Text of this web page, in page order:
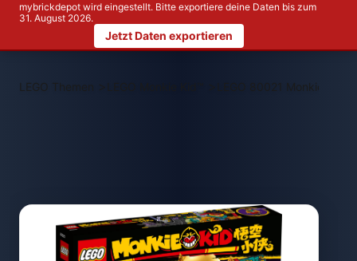
mybrickdepot wird eingestellt. Bitte exportiere deine Daten bis zum
31. August 2026.
Jetzt Daten exportieren
LEGO Themen > LEGO 80021 Monkie